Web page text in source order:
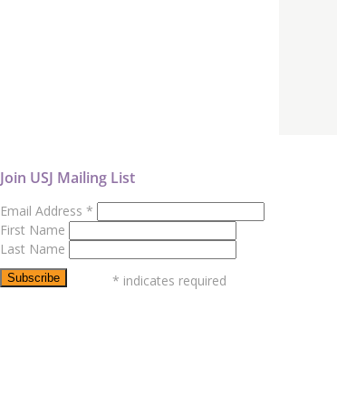
Join USJ Mailing List
Email Address *
First Name
Last Name
* indicates required